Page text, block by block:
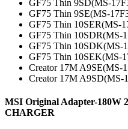
GF75 Thin 9SD(MS-
GF75 Thin 9SE(MS-
GF75 Thin 10SER(MS-
GF75 Thin 10SDR(MS-
GF75 Thin 10SDK(MS-
GF75 Thin 10SEK(MS-
Creator 17M A9SE(MS-
Creator 17M A9SD(MS-
MSI Original Adapter-180W
CHARGER